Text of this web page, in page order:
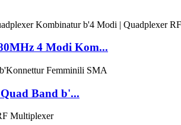
4 Modi Kom...
Band b'...